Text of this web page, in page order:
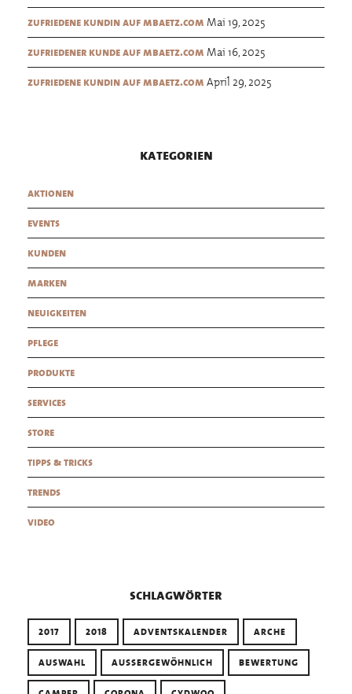
zufriedene kundin auf mbaetz.com Mai 19, 2025
zufriedener kunde auf mbaetz.com Mai 16, 2025
zufriedene kundin auf mbaetz.com April 29, 2025
kategorien
aktionen
events
kunden
marken
neuigkeiten
pflege
produkte
services
store
tipps & tricks
trends
video
schlagwörter
2017 2018 ADVENTSKALENDER ARCHE
AUSWAHL AUSSERGEWÖHNLICH BEWERTUNG